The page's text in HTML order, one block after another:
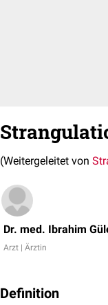
(Weitergeleitet von
Dr. med. Ibrahim
Arzt | Ärztin
Definition